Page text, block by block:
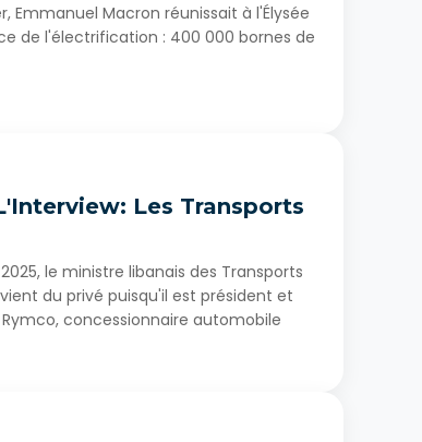
Emmanuel Macron réunissait à l'Élysée
de l'électrification : 400 000 bornes de
Les Transports
le ministre libanais des Transports
du privé puisqu'il est président et
concessionnaire automobile